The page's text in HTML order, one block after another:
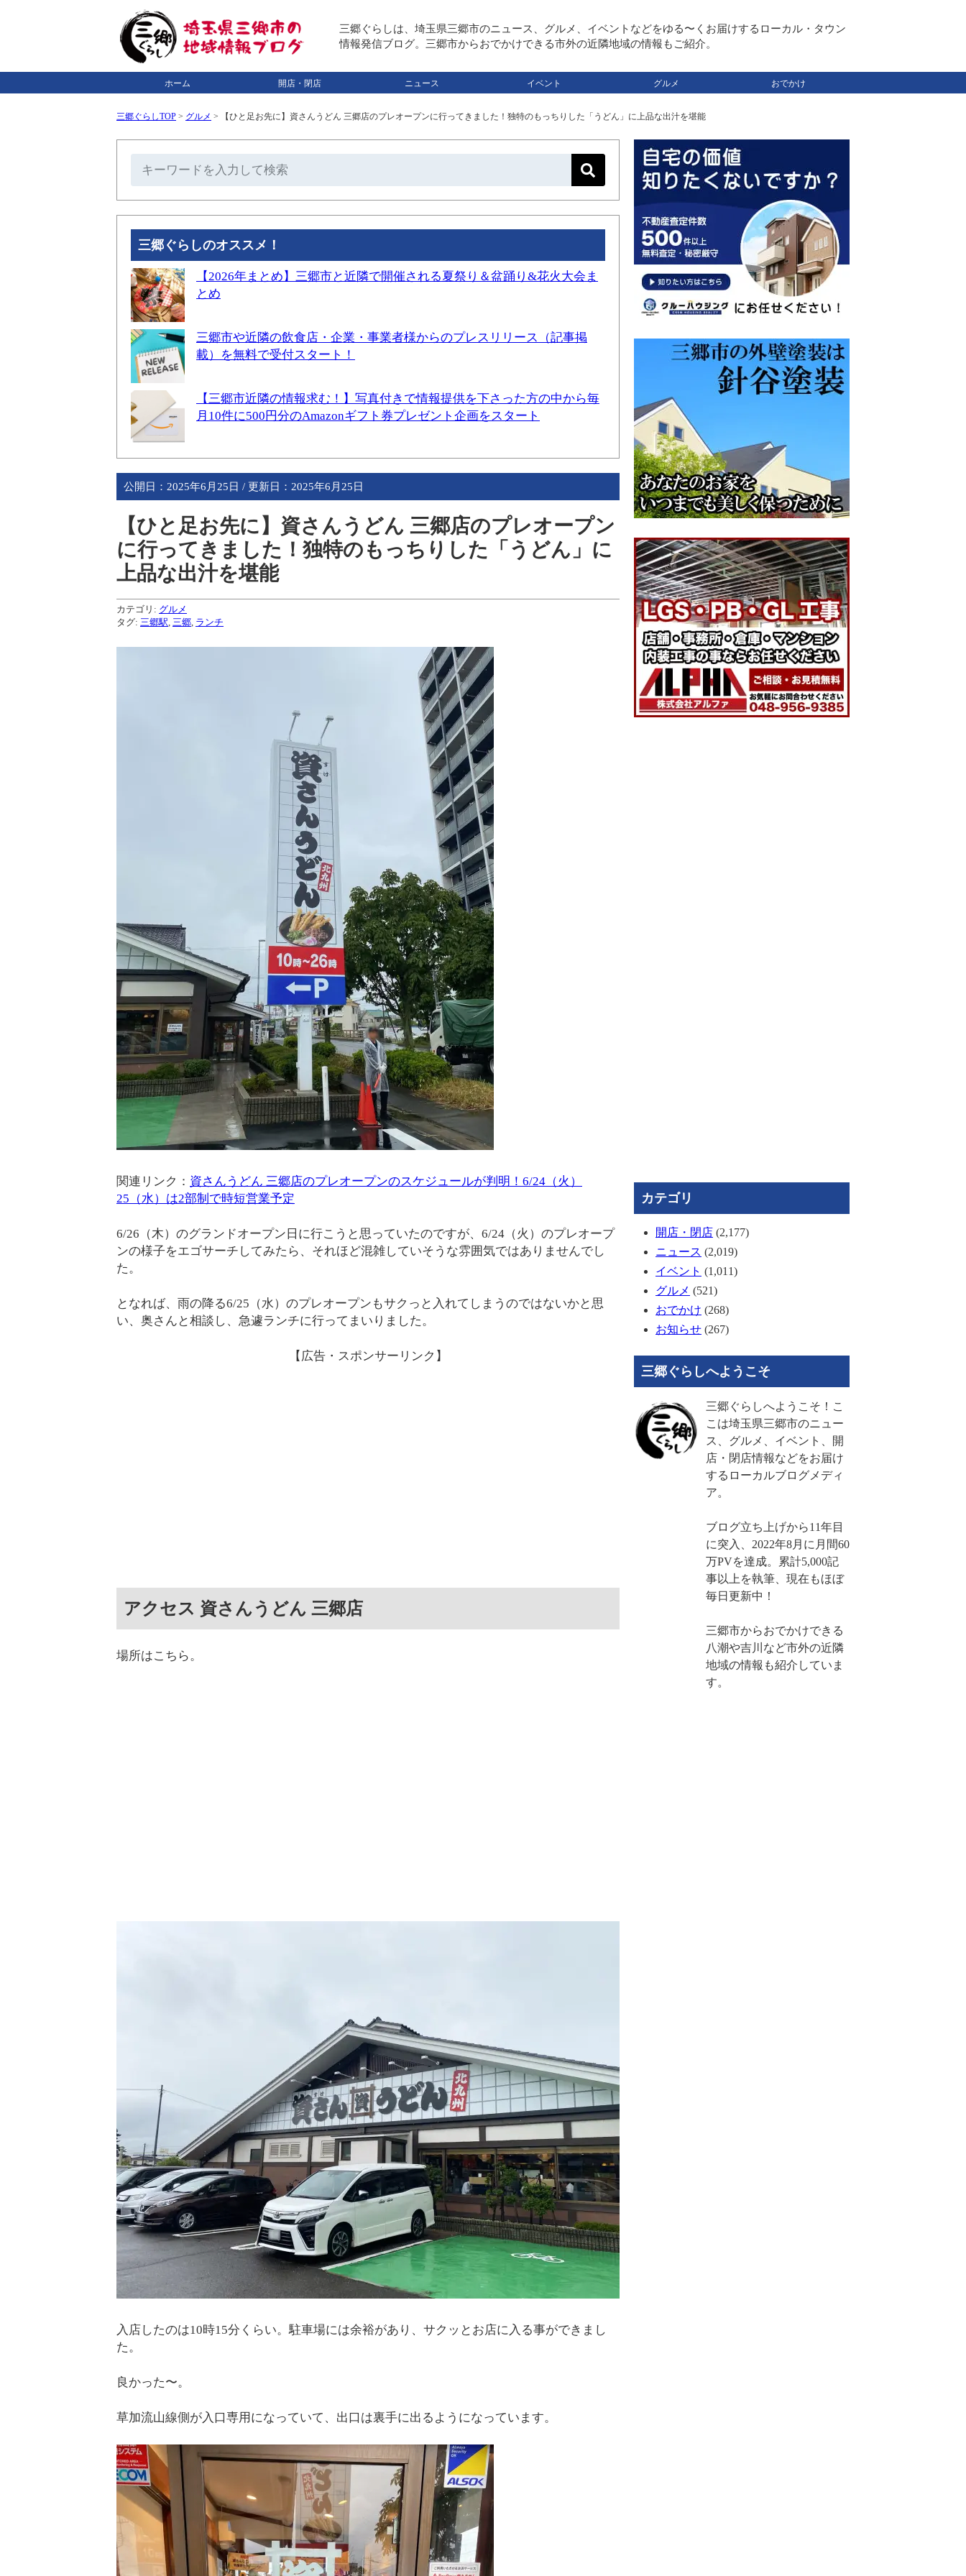
三郷ぐらしは、埼玉県三郷市のニュース、グルメ、イベントなどをゆる〜くお届けするローカル・タウン
情報発信ブログ。三郷市からおでかけできる市外の近隣地域の情報もご紹介。
ホーム 開店・閉店 ニュース イベント グルメ おでかけ
三郷ぐらしTOP > グルメ > 【ひと足お先に】資さんうどん 三郷店のプレオープンに行ってきました！独特のもっちりした「うどん」に上品な出汁を堪能
三郷ぐらしのオススメ！
【2026年まとめ】三郷市と近隣で開催される夏祭り＆盆踊り&花火大会ま
とめ
三郷市や近隣の飲食店・企業・事業者様からのプレスリリース（記事掲
載）を無料で受付スタート！
【三郷市近隣の情報求む！】写真付きで情報提供を下さった方の中から毎
月10件に500円分のAmazonギフト券プレゼント企画をスタート
公開日： 2025年6月25日 / 更新日： 2025年6月25日
【ひと足お先に】資さんうどん 三郷店のプレオープン
に行ってきました！独特のもっちりした「うどん」に
上品な出汁を堪能
カテゴリ: グルメ
タグ: 三郷駅 三郷 ランチ
関連リンク： 資さんうどん 三郷店のプレオープンのスケジュールが判明！6/24（火）
25（水）は2部制で時短営業予定
6/26（木）のグランドオープン日に行こうと思っていたのですが、6/24（火）のプレオープ
ンの様子をエゴサーチしてみたら、それほど混雑していそうな雰囲気ではありませんでし
た。
となれば、雨の降る6/25（水）のプレオープンもサクっと入れてしまうのではないかと思
い、奥さんと相談し、急遽ランチに行ってまいりました。
【広告・スポンサーリンク】
アクセス 資さんうどん 三郷店
場所はこちら。
入店したのは10時15分くらい。駐車場には余裕があり、サクッとお店に入る事ができまし
た。
良かった〜。
草加流山線側が入口専用になっていて、出口は裏手に出るようになっています。
カテゴリ
開店・閉店 (2,177)
ニュース (2,019)
イベント (1,011)
グルメ (521)
おでかけ (268)
お知らせ (267)
三郷ぐらしへようこそ
三郷ぐらしへようこそ！こ
こは埼玉県三郷市のニュー
ス、グルメ、イベント、開
店・閉店情報などをお届け
するローカルブログメディ
ア。
ブログ立ち上げから11年目
に突入、2022年8月に月間60
万PVを達成。累計5,000記
事以上を執筆、現在もほぼ
毎日更新中！
三郷市からおでかけできる
八潮や吉川など市外の近隣
地域の情報も紹介していま
す。